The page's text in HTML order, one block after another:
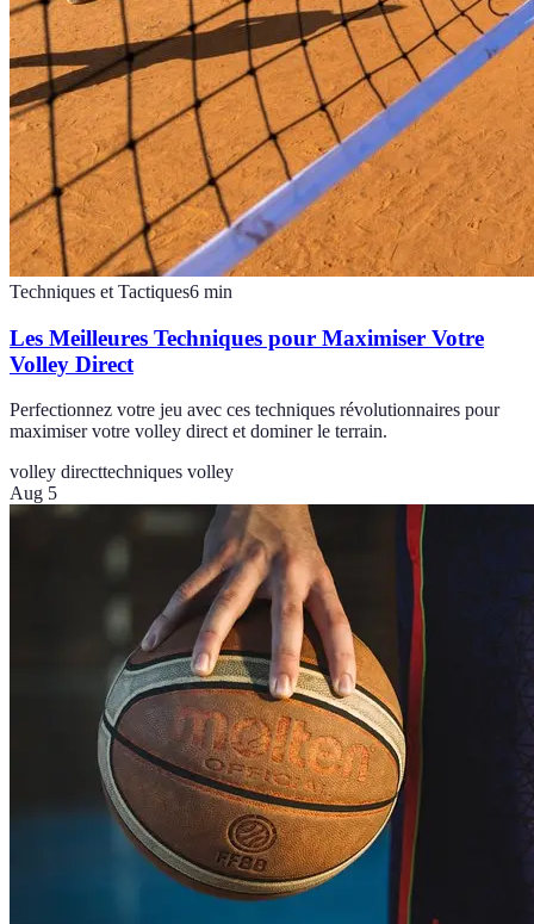
Techniques et Tactiques6 min
Les Meilleures Techniques pour Maximiser Votre
Volley Direct
Perfectionnez votre jeu avec ces techniques révolutionnaires pour
maximiser votre volley direct et dominer le terrain.
volley directtechniques volley
Aug 5